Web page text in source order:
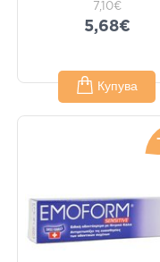
7,10€
5,68€
Купува